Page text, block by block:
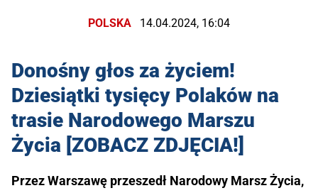
POLSKA 14.04.2024, 16:04
Donośny głos za życiem!
Dziesiątki tysięcy Polaków na
trasie Narodowego Marszu
Życia [ZOBACZ ZDJĘCIA!]
Przez Warszawę przeszedł Narodowy Marsz Życia,